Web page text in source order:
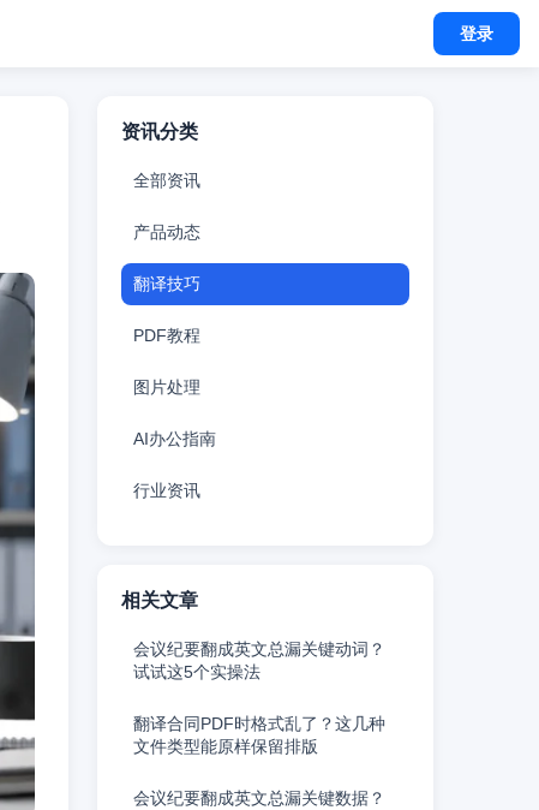
登录
资讯分类
全部资讯
产品动态
翻译技巧
PDF教程
图片处理
AI办公指南
行业资讯
相关文章
会议纪要翻成英文总漏关键动词？
试试这5个实操法
翻译合同PDF时格式乱了？这几种
文件类型能原样保留排版
会议纪要翻成英文总漏关键数据？